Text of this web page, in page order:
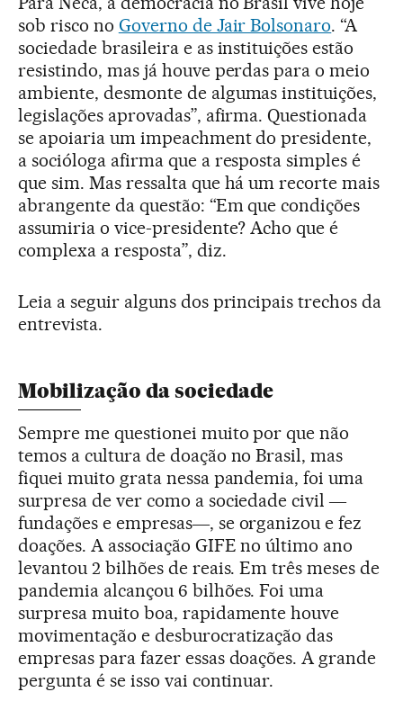
sob risco no Governo de Jair Bolsonaro. “A
sociedade brasileira e as instituições estão
resistindo, mas já houve perdas para o meio
ambiente, desmonte de algumas instituições,
legislações aprovadas”, afirma. Questionada
se apoiaria um impeachment do presidente,
a socióloga afirma que a resposta simples é
que sim. Mas ressalta que há um recorte mais
abrangente da questão: “Em que condições
assumiria o vice-presidente? Acho que é
complexa a resposta”, diz.
Leia a seguir alguns dos principais trechos da
entrevista.
Mobilização da sociedade
Sempre me questionei muito por que não
temos a cultura de doação no Brasil, mas
fiquei muito grata nessa pandemia, foi uma
surpresa de ver como a sociedade civil ―
fundações e empresas―, se organizou e fez
doações. A associação GIFE no último ano
levantou 2 bilhões de reais. Em três meses de
pandemia alcançou 6 bilhões. Foi uma
surpresa muito boa, rapidamente houve
movimentação e desburocratização das
empresas para fazer essas doações. A grande
pergunta é se isso vai continuar.